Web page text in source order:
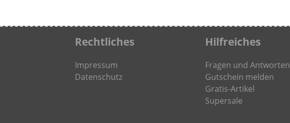
Rechtliches
Impressum
Datenschutz
Hilfreiches
Fragen und Antworten
Gutschein melden
Gratis-Artikel
Supersale